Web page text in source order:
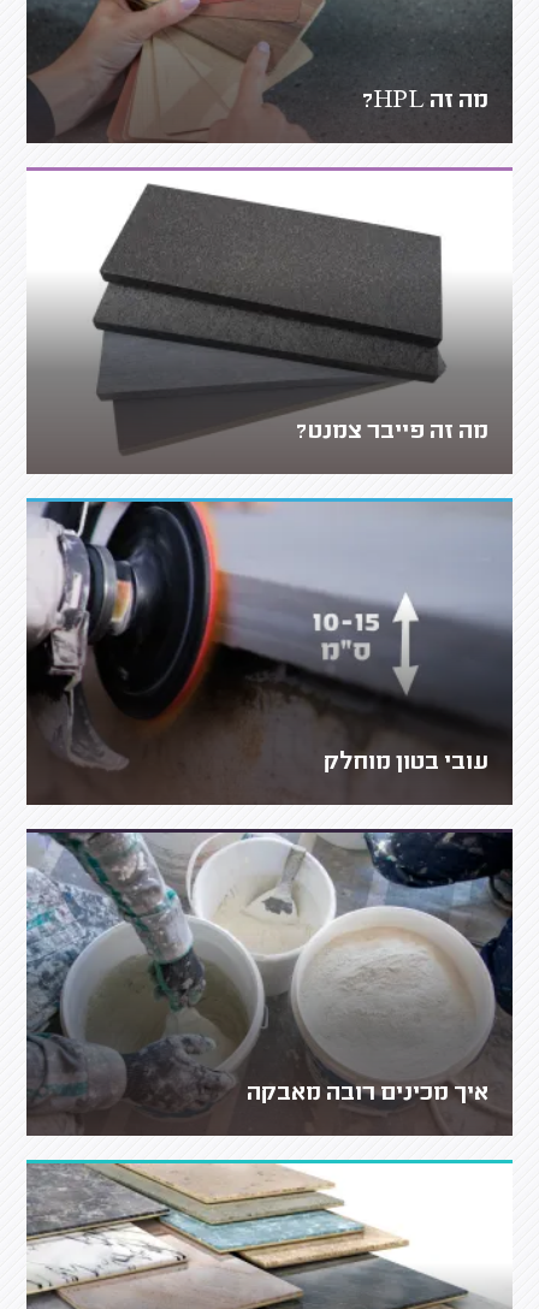
מה זה HPL?
מה זה פייבר צמנט?
עובי בטון מוחלק
איך מכינים רובה מאבקה